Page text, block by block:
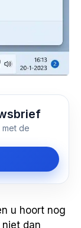
de
u hoort nog
dan